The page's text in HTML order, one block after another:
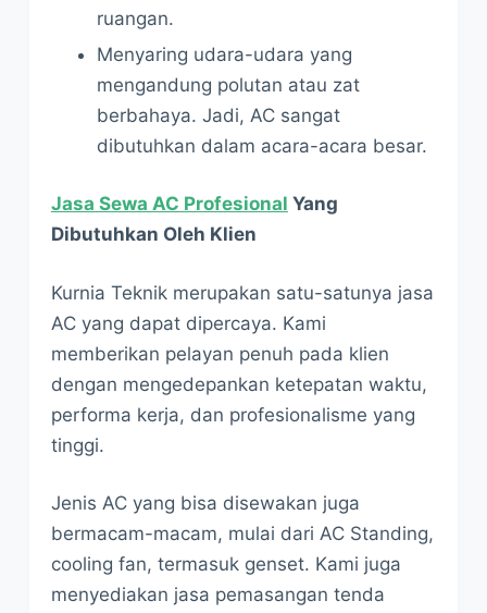
ruangan.
Menyaring udara-udara yang
mengandung polutan atau zat
berbahaya. Jadi, AC sangat
dibutuhkan dalam acara-acara besar.
Jasa Sewa AC Profesional Yang
Dibutuhkan Oleh Klien
Kurnia Teknik merupakan satu-satunya jasa
AC yang dapat dipercaya. Kami
memberikan pelayan penuh pada klien
dengan mengedepankan ketepatan waktu,
performa kerja, dan profesionalisme yang
tinggi.
Jenis AC yang bisa disewakan juga
bermacam-macam, mulai dari AC Standing,
cooling fan, termasuk genset. Kami juga
menyediakan jasa pemasangan tenda